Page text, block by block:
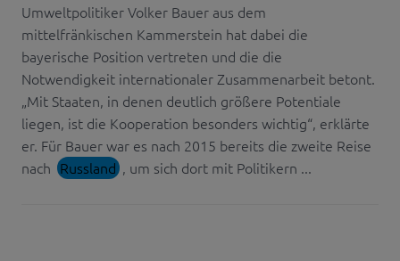
Umweltpolitiker Volker Bauer aus dem
mittelfränkischen Kammerstein hat dabei die
bayerische Position vertreten und die die
Notwendigkeit internationaler Zusammenarbeit betont.
„Mit Staaten, in denen deutlich größere Potentiale
liegen, ist die Kooperation besonders wichtig“, erklärte
er. Für Bauer war es nach 2015 bereits die zweite Reise
nach Russland , um sich dort mit Politikern ...